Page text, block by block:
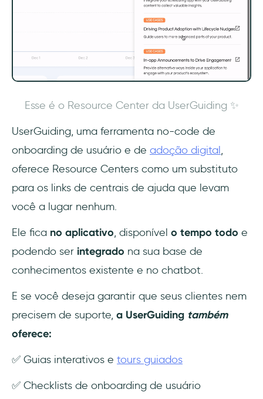
Esse é o Resource Center da UserGuiding ✨
UserGuiding, uma ferramenta no-code de
onboarding de usuário e de adoção digital,
oferece Resource Centers como um substituto
para os links de centrais de ajuda que levam
você a lugar nenhum.
Ele fica no aplicativo, disponível o tempo todo e
podendo ser integrado na sua base de
conhecimentos existente e no chatbot.
E se você deseja garantir que seus clientes nem
precisem de suporte, a UserGuiding também
oferece:
✅ Guias interativos e tours guiados
✅ Checklists de onboarding de usuário